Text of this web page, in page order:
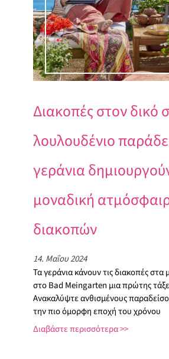
Διακοπές στον δικό
λουλουδένιο
γεράνια
μοναδική
διακοπών
14. Μαΐου 2024
Τα γεράνια κάνουν τις διακοπές στα
στο Bad Meingarten μια πρώτης
Ανακαλύψτε ανθισμένους
την πιο όμορφη εποχή του χρόνου
Διαβάστε περισσότερα